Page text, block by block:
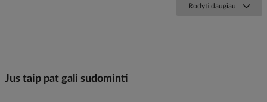
Rodyti daugiau
Jus taip pat gali sudominti